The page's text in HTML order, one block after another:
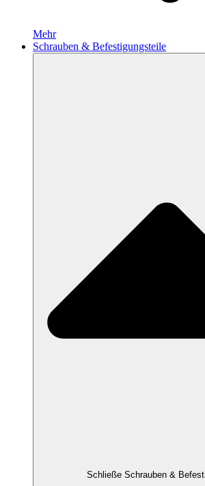
Mehr
Schrauben & Befestigungsteile
Schließe Schrauben &